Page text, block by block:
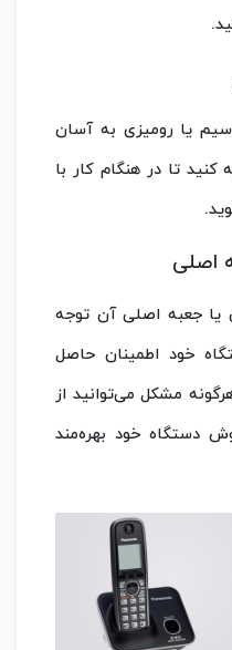
یا رومیزی به آسان
تا در هنگام کار با
اصلی
یا جعبه اصلی آن توجه
خود اطمینان حاصل
مشکل می‌توانید از
دستگاه خود بهره‌مند